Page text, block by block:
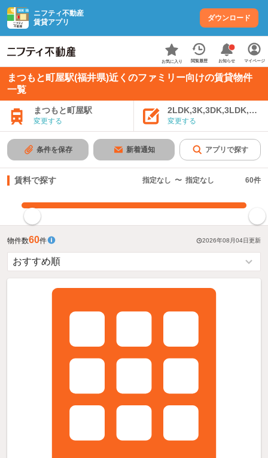
ニフティ不動産
賃貸アプリ
ダウンロード
お気に入り 閲覧履歴 お知らせ マイページ
まつもと町屋駅(福井県)近くのファミリー向けの賃貸物件
一覧
まつもと町屋駅
変更する 変更する
条件を保存 新着通知 アプリで探す
賃料で探す 指定なし 〜 指定なし 60件
物件数60件 2026年08月04日更新